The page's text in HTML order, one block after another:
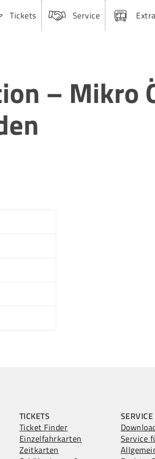
Tickets Service
– Mikro
TICKETS
Ticket Finder
Einzelfahrkarten
Zeitkarten
SERVICE
Service